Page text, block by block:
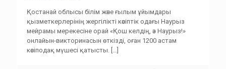
Қостанай облысы білім және ғылым ұйымдары
қызметкерлерінің жергілікті кәсіптік одағы Наурыз
мейрамы мерекесіне орай «Қош келдің, әз Наурыз!»
онлайын-викторинасын өткізді, оған 1200 астам
кәсіподақ мүшесі қатысты. […]